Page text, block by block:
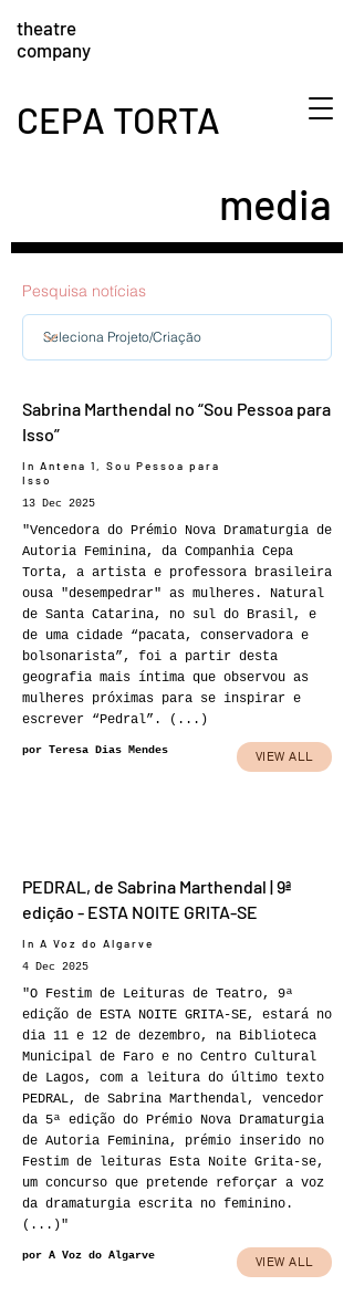
CEPA TORTA
theatre
company
media
Pesquisa notícias
Sabrina Marthendal no “Sou Pessoa para
Isso”
In Antena 1, Sou Pessoa para
Isso
13 Dec 2025
"Vencedora do Prémio Nova Dramaturgia de
Autoria Feminina, da Companhia Cepa
Torta, a artista e professora brasileira
ousa "desempedrar" as mulheres. Natural
de Santa Catarina, no sul do Brasil, e
de uma cidade “pacata, conservadora e
bolsonarista”, foi a partir desta
geografia mais íntima que observou as
mulheres próximas para se inspirar e
escrever “Pedral”. (...)
por Teresa Dias Mendes
VIEW ALL
PEDRAL, de Sabrina Marthendal | 9ª
edição - ESTA NOITE GRITA-SE
In A Voz do Algarve
4 Dec 2025
"O Festim de Leituras de Teatro, 9ª
edição de ESTA NOITE GRITA-SE, estará no
dia 11 e 12 de dezembro, na Biblioteca
Municipal de Faro e no Centro Cultural
de Lagos, com a leitura do último texto
PEDRAL, de Sabrina Marthendal, vencedor
da 5ª edição do Prémio Nova Dramaturgia
de Autoria Feminina, prémio inserido no
Festim de leituras Esta Noite Grita-se,
um concurso que pretende reforçar a voz
da dramaturgia escrita no feminino.
(...)"
por A Voz do Algarve
VIEW ALL